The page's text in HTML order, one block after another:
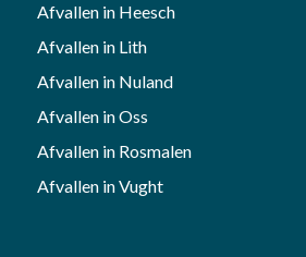
Afvallen in Heesch
Afvallen in Lith
Afvallen in Nuland
Afvallen in Oss
Afvallen in Rosmalen
Afvallen in Vught